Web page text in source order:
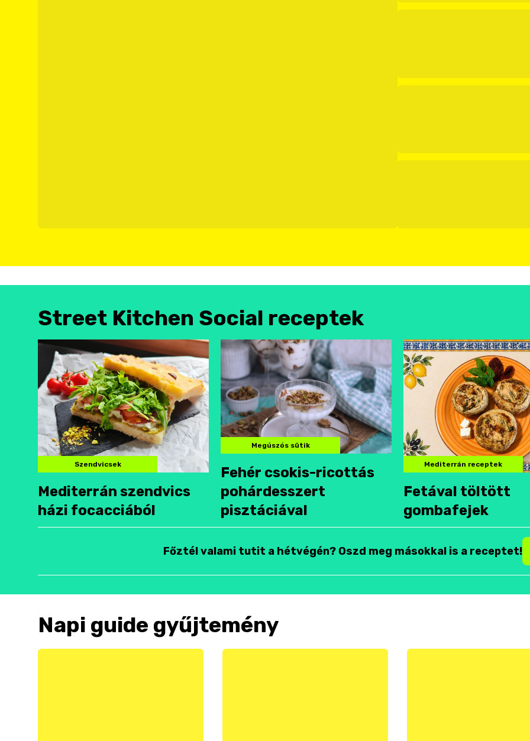
Street Kitchen Social receptek
Szendvicsek
Mediterrán szendvics
házi focacciából
Megúszós sütik
Fehér csokis-ricottás
pohárdesszert
pisztáciával
Mediterrán receptek
Fetával töltött
gombafejek
Főztél valami tutit a hétvégén? Oszd meg másokkal is a receptet!
Napi guide gyűjtemény